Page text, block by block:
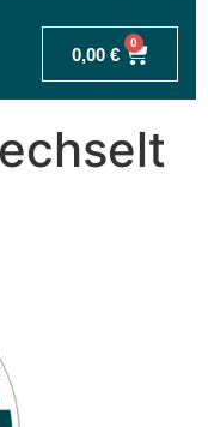
0,00 €
0